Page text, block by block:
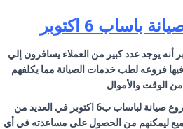
باساب 6 اكتوبر
صيانة باساب 6 اكتوبر أنه يوجد عدد كبير من العملاء يسافرون إلي
فروعه لطب خدمات الصيانة مما يكلفهم
من الوقت والأموال
أيضاً ، لهذا السبب قرر إنشاء فروع صيانة لباساب ب6 اكتوبر في العديد من
ليمكنهم من الحصول على مساعدته في أي